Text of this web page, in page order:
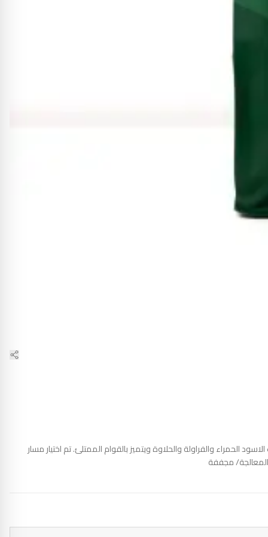
2200 متر فوق سطح البحر يتميز المحصول بإيحاءات التوت الاسود الحمراء والفراولة والحلاوة ويتميز بالقوام الممتلئ. تم اختيار مسار